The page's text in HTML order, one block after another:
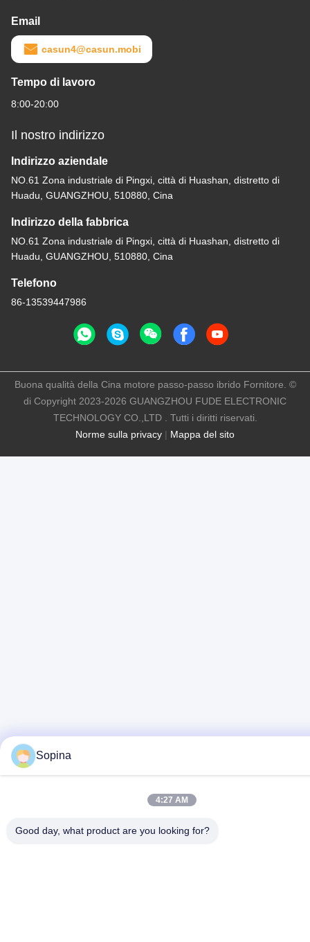
Email
casun4@casun.mobi
Tempo di lavoro
8:00-20:00
Il nostro indirizzo
Indirizzo aziendale
NO.61 Zona industriale di Pingxi, città di Huashan, distretto di
Huadu, GUANGZHOU, 510880, Cina
Indirizzo della fabbrica
NO.61 Zona industriale di Pingxi, città di Huashan, distretto di
Huadu, GUANGZHOU, 510880, Cina
Telefono
86-13539447986
Norme sulla privacy | Mappa del sito
Buona qualità della Cina motore passo-passo ibrido Fornitore. ©
di Copyright 2023-2026 GUANGZHOU FUDE ELECTRONIC
TECHNOLOGY CO.,LTD . Tutti i diritti riservati.
Sopina
4:27 AM
Good day, what product are you looking for?